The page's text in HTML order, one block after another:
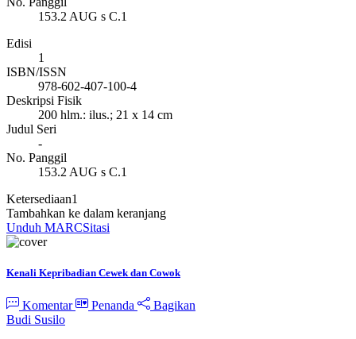
153.2 AUG s C.1
Edisi
1
ISBN/ISSN
978-602-407-100-4
Deskripsi Fisik
200 hlm.: ilus.; 21 x 14 cm
Judul Seri
-
No. Panggil
153.2 AUG s C.1
Ketersediaan1
Tambahkan ke dalam keranjang
Unduh MARCSitasi
Kenali Kepribadian Cewek dan Cowok
Komentar Penanda
Bagikan
Budi Susilo